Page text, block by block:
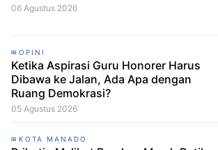
06 Agustus 2026
OPINI
Ketika Aspirasi Guru Honorer Harus
Dibawa ke Jalan, Ada Apa dengan
Ruang Demokrasi?
05 Agustus 2026
KOTA MANADO